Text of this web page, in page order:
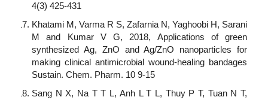
4(3) 425-431
Khatami M, Varma R S, Zafarnia N, Yaghoobi H, Sarani
M and Kumar V G, 2018, Applications of green
synthesized Ag, ZnO and Ag/ZnO nanoparticles for
making clinical antimicrobial wound-healing bandages
Sustain. Chem. Pharm. 10 9-15
Sang N X, Na T T L, Anh L T L, Thuy P T, Tuan N T,